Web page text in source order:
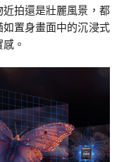
拍還是壯麗風景，都
置身畫面中的沉浸式
。